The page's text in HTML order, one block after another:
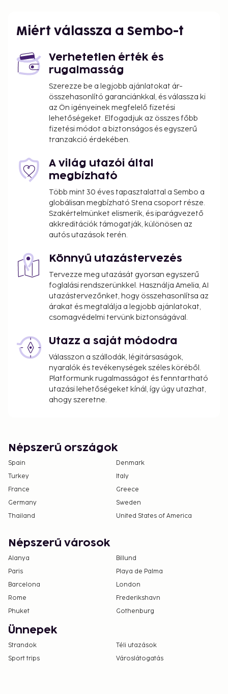
recreation opportunities such as a sauna or make
use of other amenities including complimentary
You'll be asked to pay the following charges at the
property. Fees may include applicable taxes:
Breakage deposit: EUR 110.0 per stay
We have included all charges provided to us by the
Miért válassza a Sembo-t
Verhetetlen érték és
rugalmasság
Szerezze be a legjobb ajánlatokat ár-
összehasonlító garanciánkkal, és válassza ki
az Ön igényeinek megfelelő fizetési
lehetőségeket. Elfogadjuk az összes főbb
fizetési módot a biztonságos és egyszerű
tranzakció érdekében.
A világ utazói által
megbízható
Több mint 30 éves tapasztalattal a Sembo a
globálisan megbízható Stena csoport része.
Szakértelmünket elismerik, és iparágvezető
akkreditációk támogatják, különösen az
autós utazások terén.
Könnyű utazástervezés
Tervezze meg utazását gyorsan egyszerű
foglalási rendszerünkkel. Használja Amelia, AI
utazástervezőnket, hogy összehasonlítsa az
árakat és megtalálja a legjobb ajánlatokat,
csomagvédelmi tervünk biztonságával.
Utazz a saját módodra
Válasszon a szállodák, légitársaságok,
nyaralók és tevékenységek széles köréből.
Platformunk rugalmasságot és fenntartható
utazási lehetőségeket kínál, így úgy utazhat,
ahogy szeretne.
Népszerű országok
Spain
Denmark
Turkey
Italy
France
Greece
Germany
Sweden
Thailand
United States of America
Népszerű városok
Alanya
Billund
Paris
Playa de Palma
Barcelona
London
Rome
Frederikshavn
Phuket
Gothenburg
Ünnepek
Strandok
Téli utazások
Sport trips
Városlátogatás